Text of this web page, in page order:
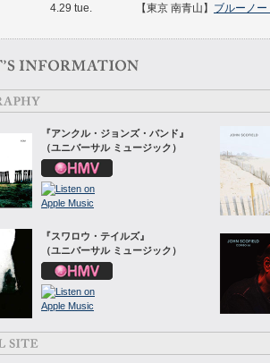
4.29 tue.
【東京 南青山】 ブルーノ
『アンクル・ジョンズ・バンド』
（ユニバーサル ミュージック）
『スワロウ・テイルズ』
（ユニバーサル ミュージック）